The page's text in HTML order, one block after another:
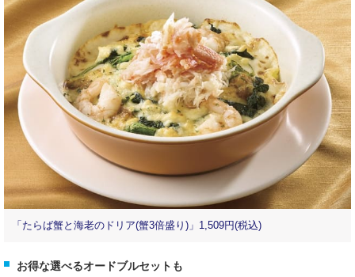
「たらば蟹と海老のドリア(蟹3倍盛り)」1,509円(税込)
お得な選べるオードブルセットも